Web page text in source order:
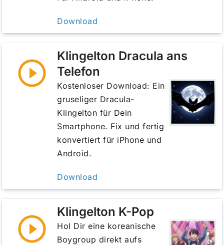
Download
Klingelton Dracula ans
Telefon
Kostenloser Download: Ein
gruseliger Dracula-
Klingelton für Dein
Smartphone. Fix und fertig
konvertiert für iPhone und
Android.
Download
Klingelton K-Pop
Hol Dir eine koreanische
Boygroup direkt aufs